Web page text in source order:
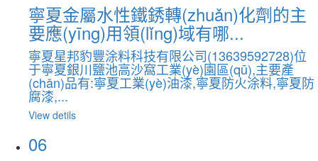
寧夏金屬水性鐵銹轉(zhuǎn)化劑的主
要應(yīng)用領(lǐng)域有哪...
寧夏星邦豹豐涂料科技有限公司(13639592728)位
于寧夏銀川鹽池高沙窩工業(yè)園區(qū),主要產
(chǎn)品有:寧夏工業(yè)油漆,寧夏防火涂料,寧夏防
腐漆,...
View detils
06